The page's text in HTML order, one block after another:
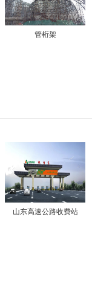
管桁架
山东高速公路收费站